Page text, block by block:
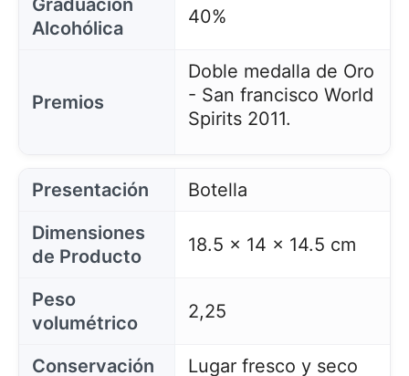
Graduación
Alcohólica
40%
Premios
Doble medalla de Oro
- San francisco World
Spirits 2011.
Presentación
Botella
Dimensiones
de Producto
18.5 x 14 x 14.5 cm
Peso
volumétrico
2,25
Conservación
Lugar fresco y seco